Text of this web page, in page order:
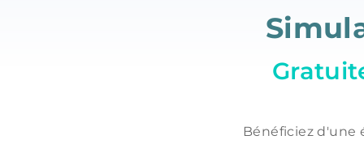
Bénéficiez d'une